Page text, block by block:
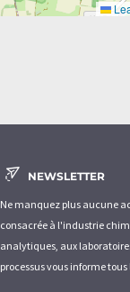
NEWSLETTER
Ne manquez plus aucune
consacrée à l'industrie
analytiques, aux
processus vous informe